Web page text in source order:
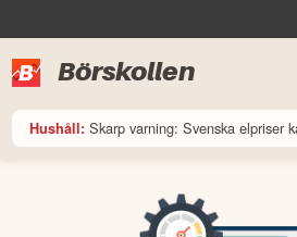
Börskollen
Hushåll: Skarp varning: Svenska elpriser